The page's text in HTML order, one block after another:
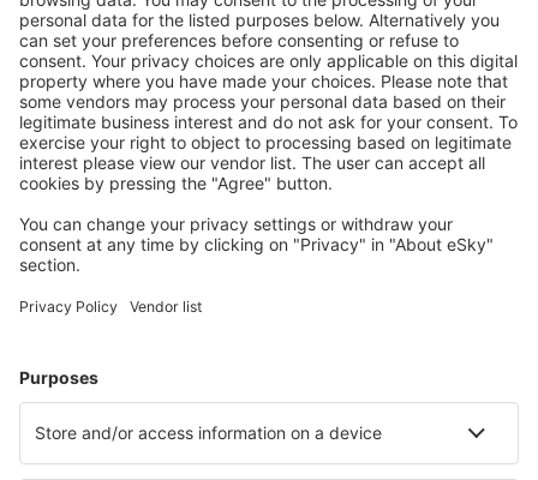
Prețuri atractive și oferte speciale pentru utilizatorii
conectați.
Cazarea preferată
Alege din peste 1,3 mil. de opţiuni: hoteluri, cabane,
apartamente și altele.
Cele mai căutate hoteluri de către utilizatorii eSky
Hoteluri în Marea Britanie - Orașe populare
Hoteluri în Birmingham
Hoteluri în Edinburgh Hoteluri în Rye